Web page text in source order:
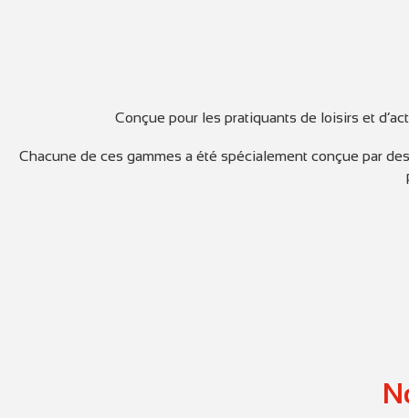
Conçue pour les pratiquants de loisirs et
Chacune de ces gammes a été spécialement conçue par